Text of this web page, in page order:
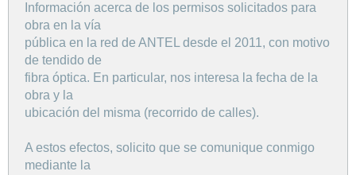
Información acerca de los permisos solicitados para
obra en la vía
pública en la red de ANTEL desde el 2011, con motivo
de tendido de
fibra óptica. En particular, nos interesa la fecha de la
obra y la
ubicación del misma (recorrido de calles).
A estos efectos, solicito que se comunique conmigo
mediante la